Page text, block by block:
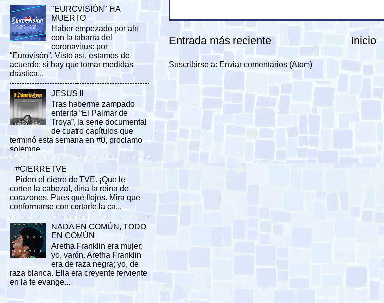
Entrada más reciente Inicio
Suscribirse a:Enviar comentarios (Atom)
"EUROVISIÓN" HA
MUERTO
Haber empezado por ahí
con la tabarra del
coronavirus: por
“Eurovisón”. Visto así, estamos de
acuerdo: si hay que tomar medidas
drástica...
JESÚS II
Tras haberme zampado
enterita “El Palmar de
Troya”, la serie documental
de cuatro capítulos que
terminó esta semana en #0, proclamo
solemne...
#CIERRETVE
Piden el cierre de TVE. ¡Que le
corten la cabeza!, diría la reina de
corazones. Pues qué flojos. Mira que
conformarse con cortarle la ca...
NADA EN COMÚN, TODO
EN COMÚN
Aretha Franklin era mujer;
yo, varón. Aretha Franklin
era de raza negra; yo, de
raza blanca. Ella era creyente ferviente
en la fe evange...